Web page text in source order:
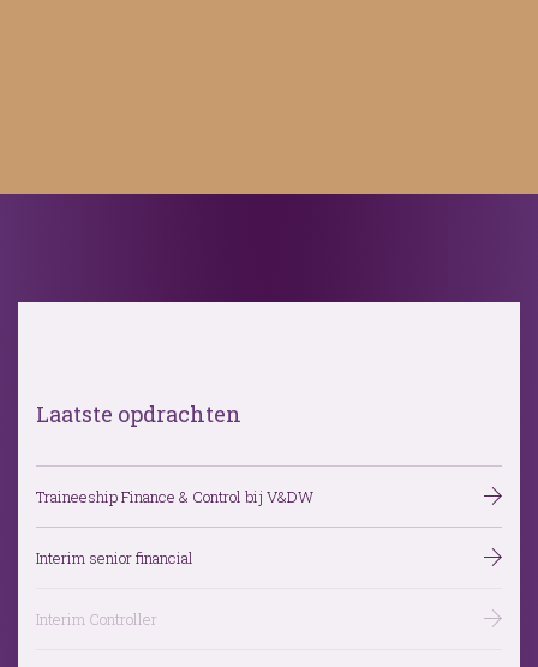
Laatste opdrachten
Traineeship Finance & Control bij V&DW
Interim senior financial
Interim Controller